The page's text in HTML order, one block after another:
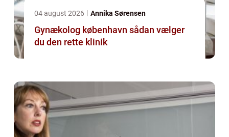
04 august 2026 Annika Sørensen
Gynækolog københavn sådan vælger
du den rette klinik